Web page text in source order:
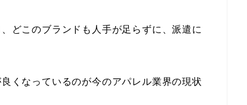
どこのブランドも人手が足らずに、派遣に
くなっているのが今のアパレル業界の現状